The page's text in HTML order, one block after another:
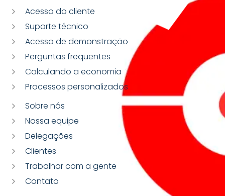
Acesso do cliente
Suporte técnico
Acesso de demonstração
Perguntas frequentes
Calculando a economia
Processos personalizados
Sobre nós
Nossa equipe
Delegações
Clientes
Trabalhar com a gente
Contato